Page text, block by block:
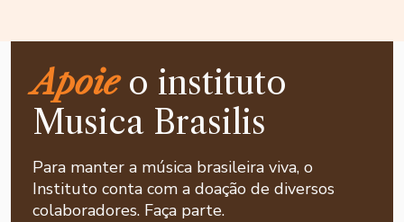
Apoieo instituto
Musica Brasilis
Para manter a música brasileira viva, o
Instituto conta com a doação de diversos
colaboradores. Faça parte.